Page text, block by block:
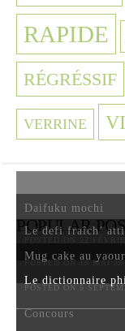
RAPIDE
RÉGRÉSSIF
VERRINE
POPULAR
Daifuku mochi
Le defi fraîch’
POSTED ON 18 MAI
Mug cake au
POSTED ON 5
Le dictionnaire
Concours